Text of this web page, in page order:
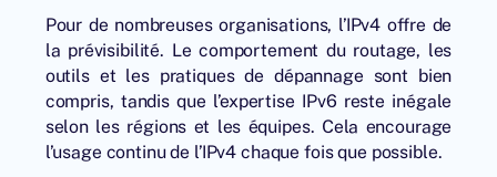
Pour de nombreuses organisations, l’IPv4 offre de
la prévisibilité. Le comportement du routage, les
outils et les pratiques de dépannage sont bien
compris, tandis que l’expertise IPv6 reste inégale
selon les régions et les équipes. Cela encourage
l’usage continu de l’IPv4 chaque fois que possible.